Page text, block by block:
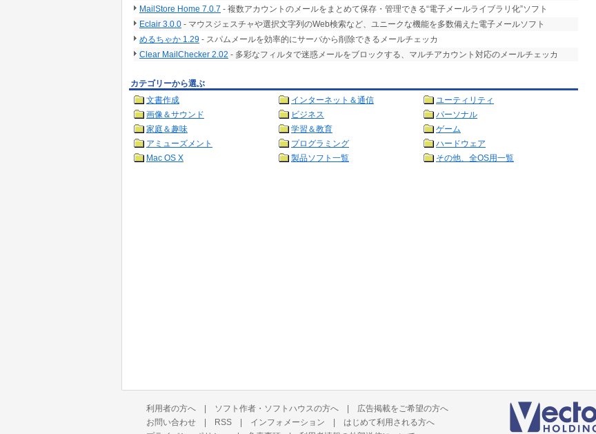
MailStore Home 7.0.7 - 複数アカウントのメールをまとめて保存・管理できる“電子メールライブラリ化”ソフト
Eclair 3.0.0 - マウスジェスチャや選択文字列のWeb検索など、ユニークな機能を多数備えた電子メールソフト
めるちゃか 1.29 - スパムメールを効率的にサーバから削除できるメールチェッカ
Clear MailChecker 2.02 - 多彩なフィルタで迷惑メールをブロックする、マルチアカウント対応のメールチェッカ
カテゴリーから選ぶ
文書作成
インターネット＆通信
ユーティリティ
画像＆サウンド
ビジネス
パーソナル
家庭＆趣味
学習＆教育
ゲーム
アミューズメント
プログラミング
ハードウェア
Mac OS X
製品ソフト一覧 その他、全OS用一覧
利用者の方へ | ソフト作者・ソフトハウスの方へ | 広告掲載をご希望の方へ
お問い合わせ | RSS | インフォメーション | はじめて利用される方へ